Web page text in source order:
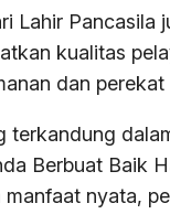
Lahir Pancasila
kualitas
dan perekat
terkandung
Berbuat Baik
manfaat nyata,